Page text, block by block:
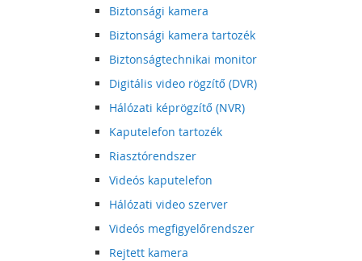
Biztonsági kamera
Biztonsági kamera tartozék
Biztonságtechnikai monitor
Digitális video rögzítő (DVR)
Hálózati képrögzítő (NVR)
Kaputelefon tartozék
Riasztórendszer
Videós kaputelefon
Hálózati video szerver
Videós megfigyelőrendszer
Rejtett kamera